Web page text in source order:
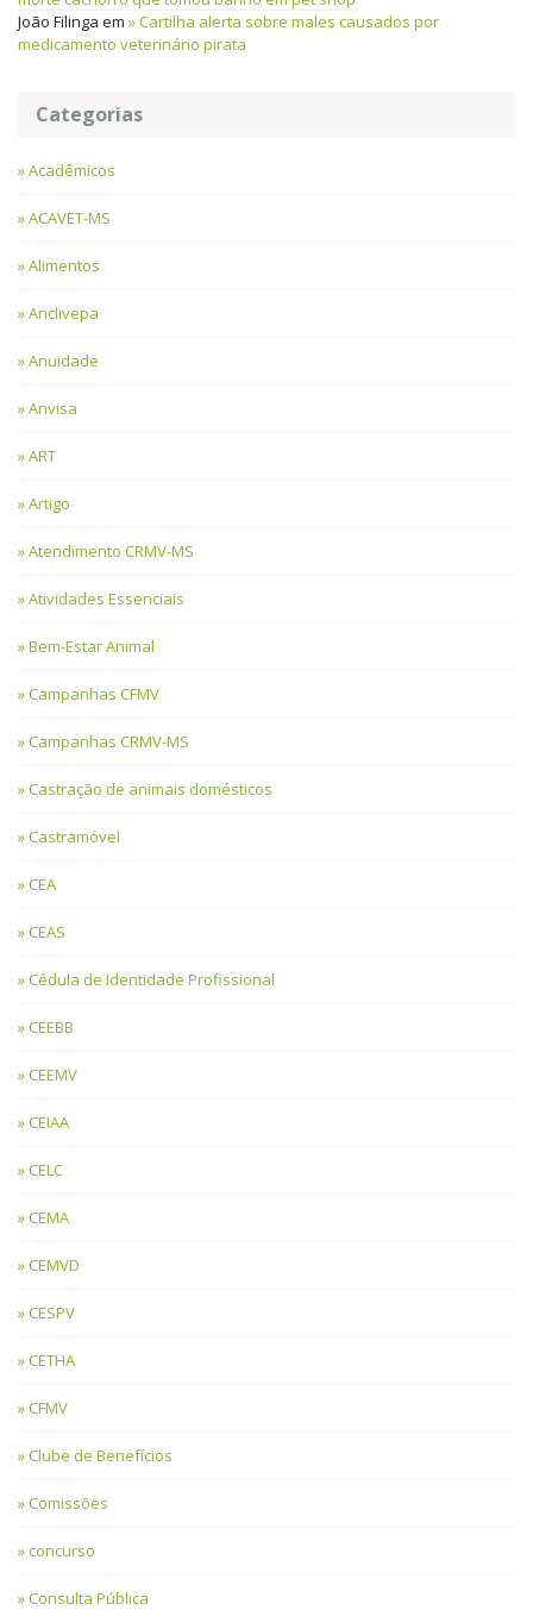
João Filinga em
Cartilha alerta sobre males causados por
medicamento veterinário pirata
Categorias
Acadêmicos
ACAVET-MS
Alimentos
Anclivepa
Anuidade
Anvisa
ART
Artigo
Atendimento CRMV-MS
Atividades Essenciais
Bem-Estar Animal
Campanhas CFMV
Campanhas CRMV-MS
Castração de animais domésticos
Castramóvel
CEA
CEAS
Cédula de Identidade Profissional
CEEBB
CEEMV
CEIAA
CELC
CEMA
CEMVD
CESPV
CETHA
CFMV
Clube de Benefícios
Comissões
concurso
Consulta Pública